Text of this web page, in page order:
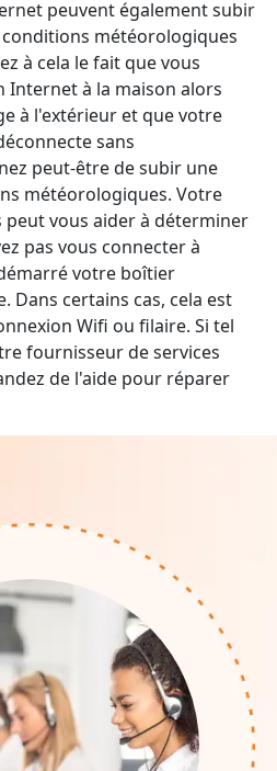
peuvent également subir
météorologiques
à cela le fait que vous
Internet à la maison alors
à l'extérieur et que votre
sans
peut-être de subir une
météorologiques. Votre
vous aider à déterminer
pas vous connecter à
votre boîtier
Dans certains cas, cela est
Wifi ou filaire. Si tel
fournisseur de services
de l'aide pour réparer